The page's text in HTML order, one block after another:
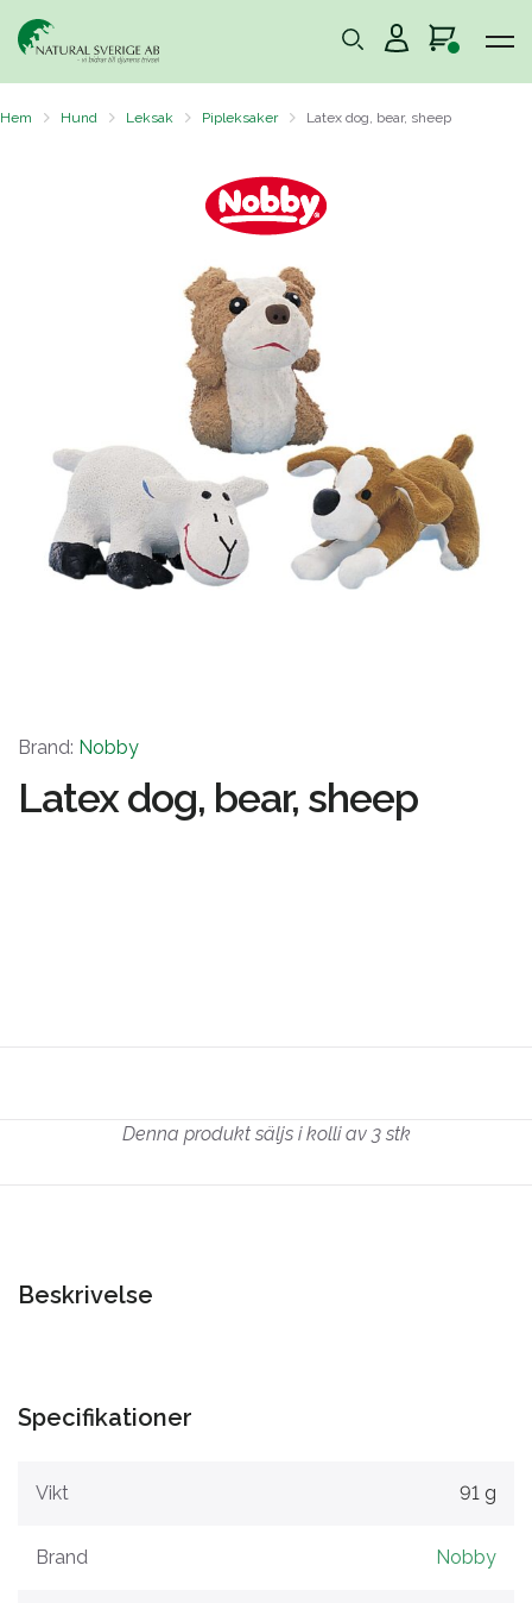
Hem Hund Leksak Pipleksaker Latex dog, bear, sheep
Brand: Nobby
Latex dog, bear, sheep
Denna produkt säljs i kolli av 3 stk
Beskrivelse
Specifikationer
Vikt 91 g
Brand Nobby